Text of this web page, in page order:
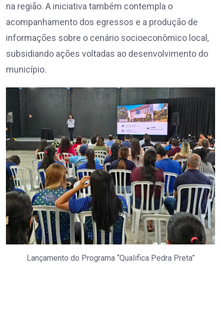
na região. A iniciativa também contempla o
acompanhamento dos egressos e a produção de
informações sobre o cenário socioeconômico local,
subsidiando ações voltadas ao desenvolvimento do
município.
Lançamento do Programa “Qualifica Pedra Preta”